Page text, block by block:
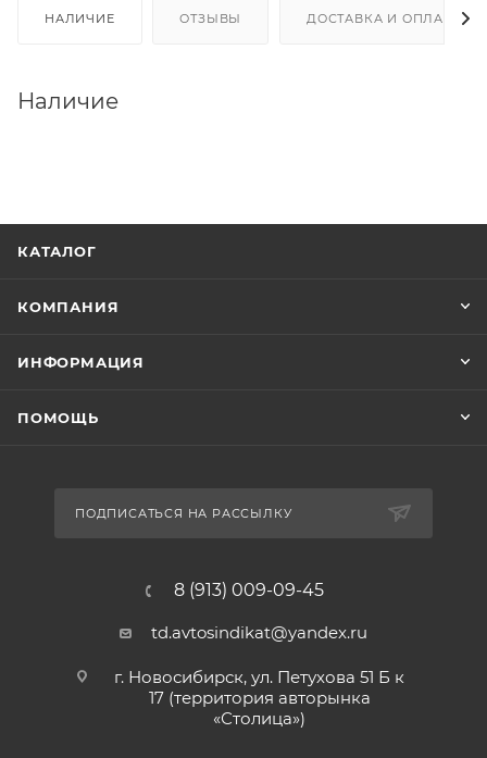
НАЛИЧИЕ ОТЗЫВЫ ДОСТАВКА И ОПЛАТА
Наличие
КАТАЛОГ
КОМПАНИЯ
ИНФОРМАЦИЯ
ПОМОЩЬ
ПОДПИСАТЬСЯ НА РАССЫЛКУ
8 (913) 009-09-45
td.avtosindikat@yandex.ru
г. Новосибирск, ул. Петухова 51 Б к
17 (территория авторынка
«Столица»)